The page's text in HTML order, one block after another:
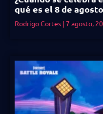
qué es el 8 de
Rodrigo Cortes 7 agosto,